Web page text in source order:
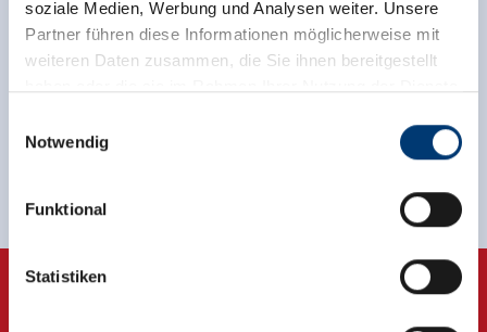
soziale Medien, Werbung und Analysen weiter. Unsere
Partner führen diese Informationen möglicherweise mit
weiteren Daten zusammen, die Sie ihnen bereitgestellt
Rohr 23// A-6280 Zell am Ziller
www.zillertalarena.com
Notwendig
Funktional
Statistiken
Sign up for the newsletter now!